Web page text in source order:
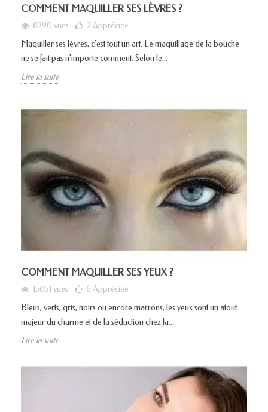
COMMENT MAQUILLER SES LÈVRES ?
8290 vues 2 Appréciée
Maquiller ses lèvres, c'est tout un art. Le maquillage de la bouche
ne se fait pas n'importe comment. Selon le...
Lire la suite
COMMENT MAQUILLER SES YEUX ?
15051 vues 6 Appréciée
Bleus, verts, gris, noirs ou encore marrons, les yeux sont un atout
majeur du charme et de la séduction chez la...
Lire la suite